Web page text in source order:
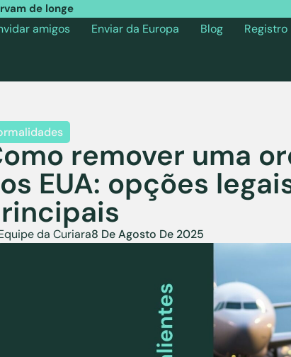
de longe
amigos Enviar da Europa Blog Registro
remover uma
EUA: opções
da Curiara8 De Agosto De 2025